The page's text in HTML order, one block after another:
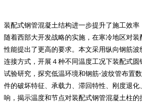
装配式钢管混凝土结构进一步提升了施工效率
随着西部大开发战略的实施，在寒冷地区对
性能提出了更高的要求。本文采用纵向钢筋
连接方式，开展４种不同温度工况下装配式圆
试验研究，探究低温环境和钢筋-波纹管布置
件的破坏特征、承载力、滞回特性、刚度退
响，揭示温度和节点对装配式钢管混凝土柱的